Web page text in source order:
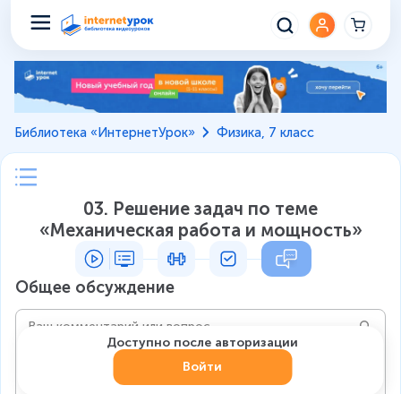
Библиотека «ИнтернетУрок» Физика, 7 класс
03. Решение задач по теме
«Механическая работа и мощность»
Общее обсуждение
Доступно после авторизации
Войти